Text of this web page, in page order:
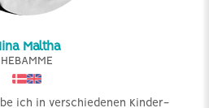
Maltha
HEBAMME
ich in verschiedenen Kinder-